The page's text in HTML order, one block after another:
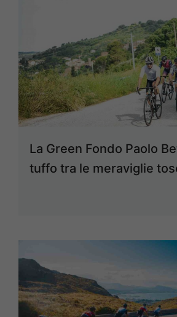
La Green Fondo Paolo
tuffo tra le meraviglie